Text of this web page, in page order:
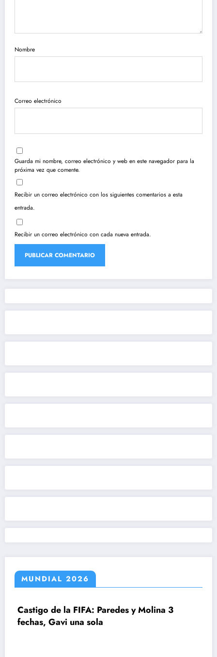
Nombre
Correo electrónico
Guarda mi nombre, correo electrónico y web en este navegador para la
próxima vez que comente.
Recibir un correo electrónico con los siguientes comentarios a esta
entrada.
Recibir un correo electrónico con cada nueva entrada.
MUNDIAL 2026
la FIFA: Paredes y Molina 3
una sola